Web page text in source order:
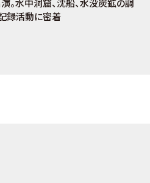
。水中洞窟、沈船、水没炭鉱の調
録活動に密着